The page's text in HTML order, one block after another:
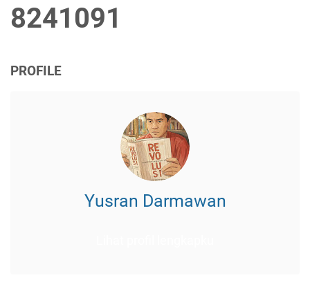
8241091
PROFILE
Yusran Darmawan